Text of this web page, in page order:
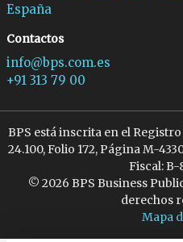
España
Contactos
info@bps.com.es
+91 313 79 00
BPS está inscrita en el
24.100, Folio 172, Página M-
Fiscal: B-
© 2026 BPS Business
derechos
Mapa